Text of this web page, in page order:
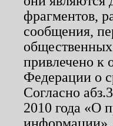
фрагментов,
сообщения,
привлечено к
Федерации о
Согласно
2010 года «О
информации»,